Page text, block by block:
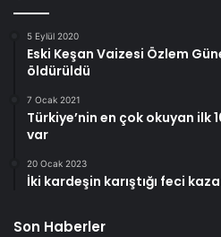
5 Eylül 2020
Eski Keşan Vaizesi Özlem
öldürüldü
7 Ocak 2021
Türkiye’nin en çok okuyan ilk
var
20 Ocak 2023
İki kardeşin karıştığı feci
Son Haberler